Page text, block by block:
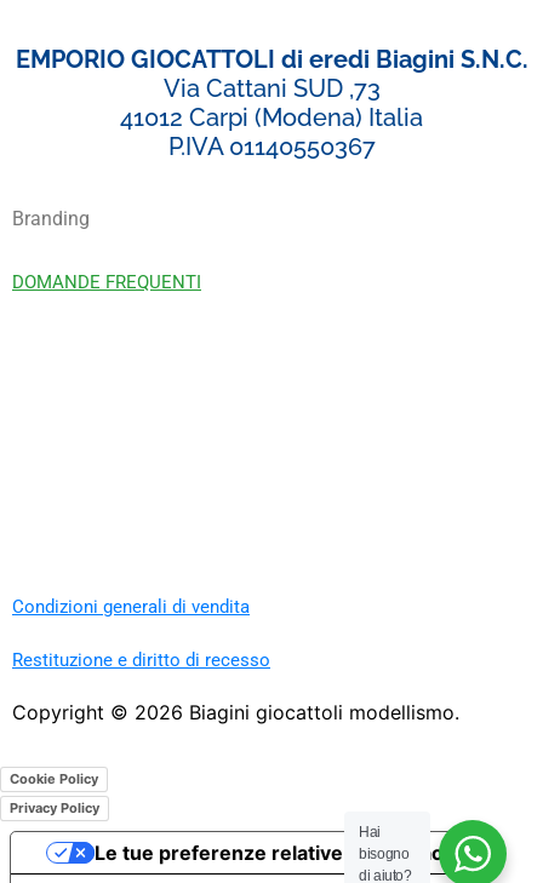
EMPORIO GIOCATTOLI di eredi Biagini S.N.C.
Via Cattani SUD ,73
41012 Carpi (Modena) Italia
P.IVA 01140550367
Branding
DOMANDE FREQUENTI
Condizioni generali di vendita
Restituzione e diritto di recesso
Copyright © 2026 Biagini giocattoli modellismo.
Cookie Policy
Privacy Policy
Hai
bisogno
di aiuto?
Le tue preferenze relative alla privacy